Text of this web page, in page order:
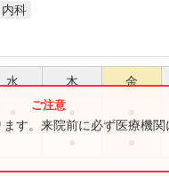
内科
水 木 金
す。来院前に必ず医療機関